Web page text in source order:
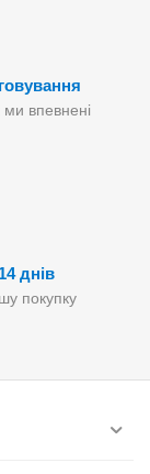
ми впевнені
днів
покупку